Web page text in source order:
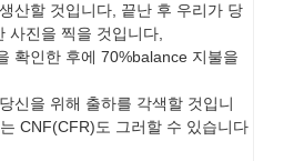
산할 것입니다, 끝난 후 우리가 당
사진을 찍을 것입니다,
확인한 후에 70%balance 지불을
신을 위해 출하를 각색할 것입니
CNF(CFR)도 그러할 수 있습니다